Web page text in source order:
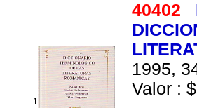
1
40402
1995,
Valor :